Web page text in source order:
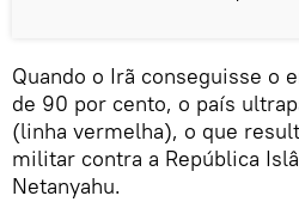
Quando o Irã conseguisse o
de 90 por cento, o país
(linha vermelha), o que
militar contra a República
Netanyahu.